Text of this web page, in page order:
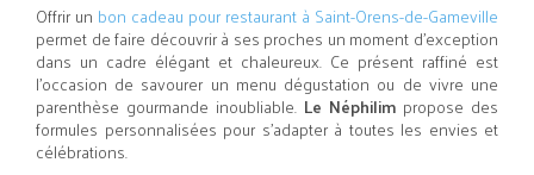
Offrir un bon cadeau pour restaurant à Saint-Orens-de-Gameville
permet de faire découvrir à ses proches un moment d’exception
dans un cadre élégant et chaleureux. Ce présent raffiné est
l’occasion de savourer un menu dégustation ou de vivre une
parenthèse gourmande inoubliable. Le Néphilim propose des
formules personnalisées pour s’adapter à toutes les envies et
célébrations.